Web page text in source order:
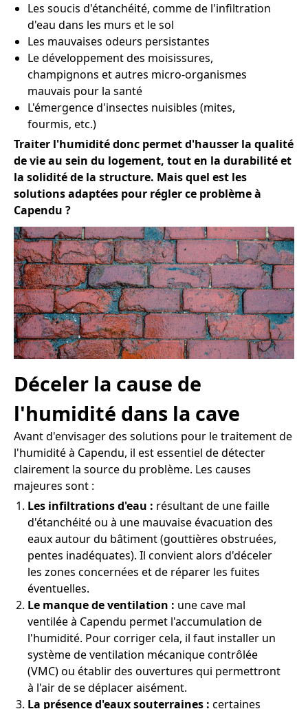
Les soucis d'étanchéité, comme de l'infiltration
d'eau dans les murs et le sol
Les mauvaises odeurs persistantes
Le développement des moisissures,
champignons et autres micro-organismes
mauvais pour la santé
L'émergence d'insectes nuisibles (mites,
fourmis, etc.)
Traiter l'humidité donc permet d'hausser la qualité
de vie au sein du logement, tout en la durabilité et
la solidité de la structure. Mais quel est les
solutions adaptées pour régler ce problème à
Capendu ?
Déceler la cause de
l'humidité dans la cave
Avant d'envisager des solutions pour le traitement de
l'humidité à Capendu, il est essentiel de détecter
clairement la source du problème. Les causes
majeures sont :
Les infiltrations d'eau : résultant de une faille
d'étanchéité ou à une mauvaise évacuation des
eaux autour du bâtiment (gouttières obstruées,
pentes inadéquates). Il convient alors d'déceler
les zones concernées et de réparer les fuites
éventuelles.
Le manque de ventilation : une cave mal
ventilée à Capendu permet l'accumulation de
l'humidité. Pour corriger cela, il faut installer un
système de ventilation mécanique contrôlée
(VMC) ou établir des ouvertures qui permettront
à l'air de se déplacer aisément.
La présence d'eaux souterraines : certaines